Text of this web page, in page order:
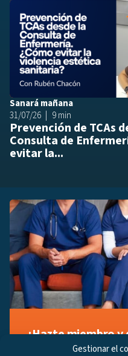
Gestionar el
Sanará mañana
31/07/26
9 min
Prevención de TCAs
Consulta de
evitar la...
¡Hazte miembro y
a tu manera!